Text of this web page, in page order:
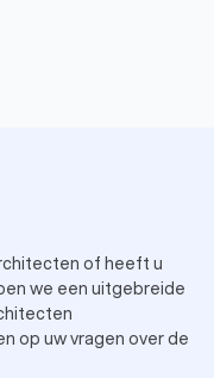
of heeft u
we een uitgebreide
op uw vragen over de